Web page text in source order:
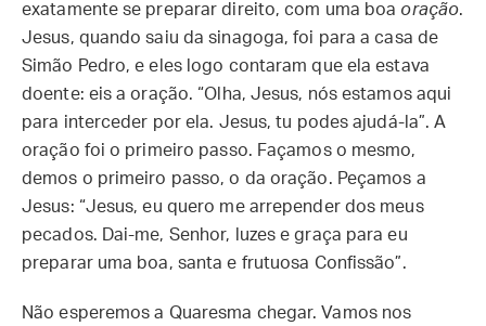
exatamente se preparar direito, com uma boa oração.
Jesus, quando saiu da sinagoga, foi para a casa de
Simão Pedro, e eles logo contaram que ela estava
doente: eis a oração. “Olha, Jesus, nós estamos aqui
para interceder por ela. Jesus, tu podes ajudá-la”. A
oração foi o primeiro passo. Façamos o mesmo,
demos o primeiro passo, o da oração. Peçamos a
Jesus: “Jesus, eu quero me arrepender dos meus
pecados. Dai-me, Senhor, luzes e graça para eu
preparar uma boa, santa e frutuosa Confissão”.
Não esperemos a Quaresma chegar. Vamos nos